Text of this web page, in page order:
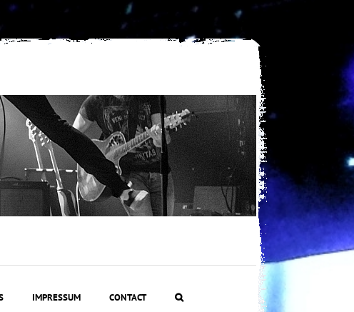
IMPRESSUM CONTACT